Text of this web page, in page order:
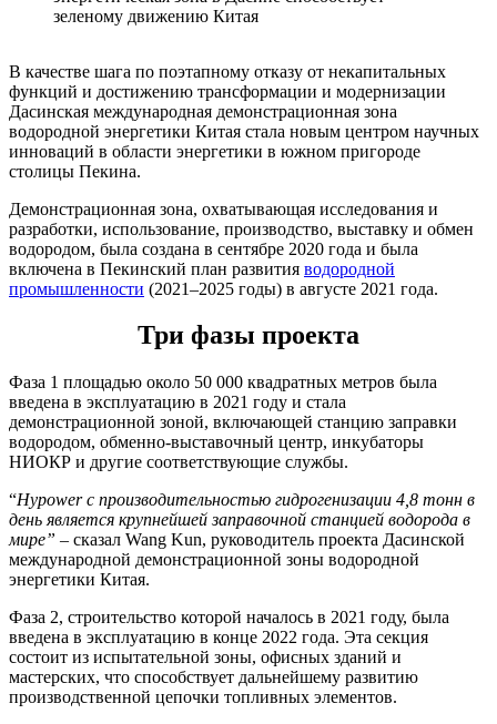
зеленому движению Китая
В качестве шага по поэтапному отказу от некапитальных
функций и достижению трансформации и модернизации
Дасинская международная демонстрационная зона
водородной энергетики Китая стала новым центром научных
инноваций в области энергетики в южном пригороде
столицы Пекина.
Демонстрационная зона, охватывающая исследования и
разработки, использование, производство, выставку и обмен
водородом, была создана в сентябре 2020 года и была
включена в Пекинский план развития водородной
промышленности (2021–2025 годы) в августе 2021 года.
Три фазы проекта
Фаза 1 площадью около 50 000 квадратных метров была
введена в эксплуатацию в 2021 году и стала
демонстрационной зоной, включающей станцию заправки
водородом, обменно-выставочный центр, инкубаторы
НИОКР и другие соответствующие службы.
“Hypower с производительностью гидрогенизации 4,8 тонн в
день является крупнейшей заправочной станцией водорода в
мире” – сказал Wang Kun, руководитель проекта Дасинской
международной демонстрационной зоны водородной
энергетики Китая.
Фаза 2, строительство которой началось в 2021 году, была
введена в эксплуатацию в конце 2022 года. Эта секция
состоит из испытательной зоны, офисных зданий и
мастерских, что способствует дальнейшему развитию
производственной цепочки топливных элементов.